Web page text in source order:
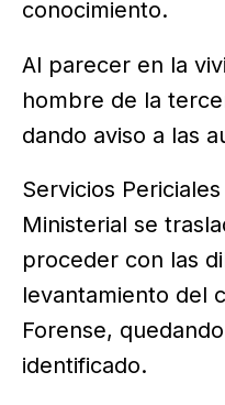
conocimiento.
Al parecer en la
hombre de la
dando aviso a las
Servicios
Ministerial se
proceder con las
levantamiento del
Forense,
identificado.